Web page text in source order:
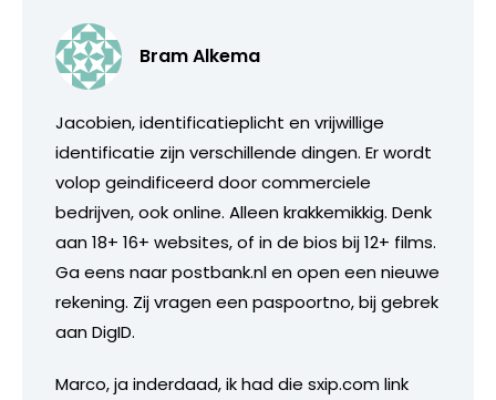
Bram Alkema
Jacobien, identificatieplicht en vrijwillige
identificatie zijn verschillende dingen. Er wordt
volop geindificeerd door commerciele
bedrijven, ook online. Alleen krakkemikkig. Denk
aan 18+ 16+ websites, of in de bios bij 12+ films.
Ga eens naar postbank.nl en open een nieuwe
rekening. Zij vragen een paspoortno, bij gebrek
aan DigID.
Marco, ja inderdaad, ik had die sxip.com link